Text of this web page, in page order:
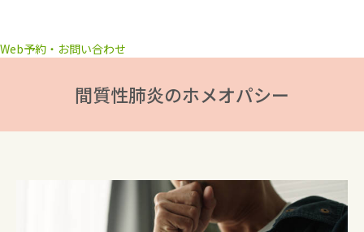
Web予約・お問い合わせ
間質性肺炎のホメオパシー